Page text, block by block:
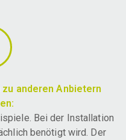
anderen Anbietern
Bei der Installation
benötigt wird. Der